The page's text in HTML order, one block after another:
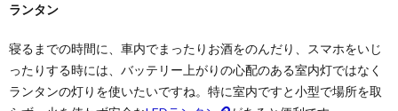
ランタン
寝るまでの時間に、車内でまったりお酒をのんだり、スマホをいじ
ったりする時には、バッテリー上がりの心配のある室内灯ではなく
ランタンの灯りを使いたいですね。特に室内ですと小型で場所を取